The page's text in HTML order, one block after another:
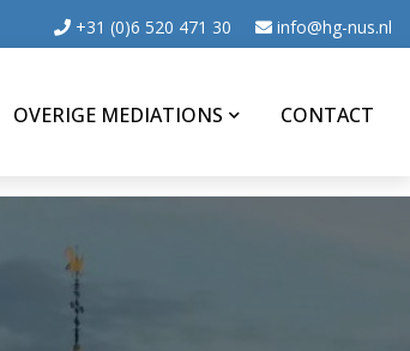
+31 (0)6 520 471 30 info@hg-nus.nl
OVERIGE MEDIATIONS CONTACT